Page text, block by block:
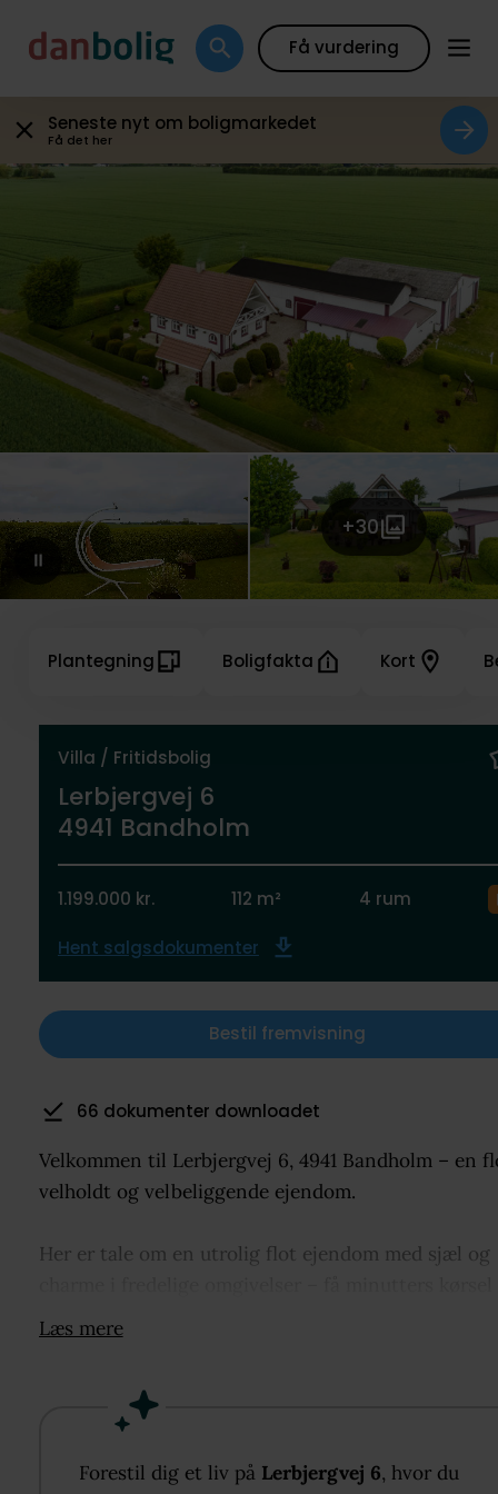
Få vurdering
Seneste nyt om boligmarkedet
Få det her
+30
Villa / Fritidsbolig
Lerbjergvej 6
4941 Bandholm
1.199.000 kr. 112 m² 4 rum
Hent salgsdokumenter
Bestil fremvisning
Plantegning Boligfakta Kort
66 dokumenter downloadet
Velkommen til Lerbjergvej 6, 4941 Bandholm – en
velholdt og velbeliggende ejendom.
Her er tale om en utrolig flot ejendom med sjæl og
Bandholm Strand og Knuthenborg park.
På højre hånd findes badeværelset, som indeholder
træder man ind i en hyggelig stue/spisestue med
Læs mere
Forestil dig et liv på Lerbjergvej 6, hvor du
Galleri Plantegning Boligfakta Kort